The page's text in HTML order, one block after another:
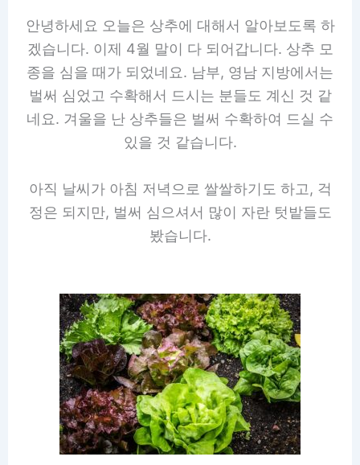
안녕하세요 오늘은 상추에 대해서 알아보도록 하
겠습니다. 이제 4월 말이 다 되어갑니다. 상추 모
종을 심을 때가 되었네요. 남부, 영남 지방에서는
벌써 심었고 수확해서 드시는 분들도 계신 것 같
네요. 겨울을 난 상추들은 벌써 수확하여 드실 수
있을 것 같습니다.
아직 날씨가 아침 저녁으로 쌀쌀하기도 하고, 걱
정은 되지만, 벌써 심으셔서 많이 자란 텃밭들도
봤습니다.